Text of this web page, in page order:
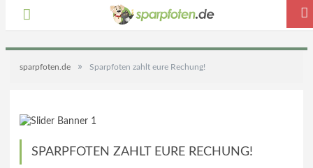
sparpfoten.de » Sparpfoten zahlt eure Rechung!
SPARPFOTEN ZAHLT EURE RECHUNG!